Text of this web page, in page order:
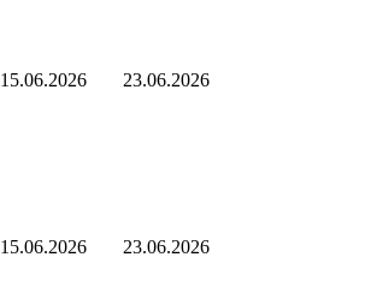
15.06.2026 23.06.2026
15.06.2026 23.06.2026